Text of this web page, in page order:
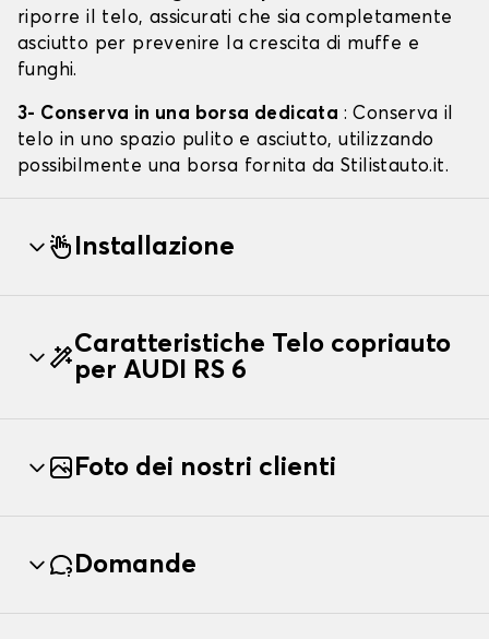
riporre il telo, assicurati che sia completamente
asciutto per prevenire la crescita di muffe e
funghi.
3- Conserva in una borsa dedicata : Conserva il
telo in uno spazio pulito e asciutto, utilizzando
possibilmente una borsa fornita da Stilistauto.it.
Installazione
Caratteristiche Telo copriauto
per AUDI RS 6
Foto dei nostri clienti
Domande